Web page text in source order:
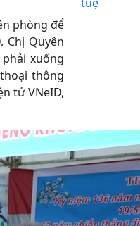
phòng để
Quyên
xuống
thông
tử VNeID,